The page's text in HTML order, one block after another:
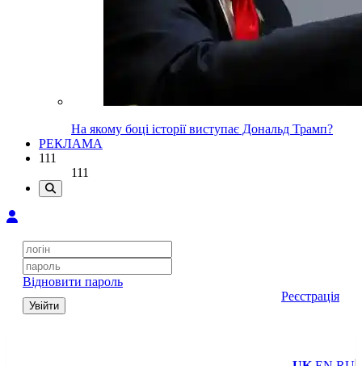
На якому боці історії виступає Дональд Трамп?
РЕКЛАМА
111
111
Відновити пароль
Увійти
Реєстрація